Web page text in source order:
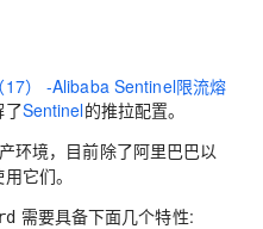
） -Alibaba Sentinel限流熔
了Sentinel的推拉配置。
环境，目前除了阿里巴巴以
它们。
需要具备下面几个特性: